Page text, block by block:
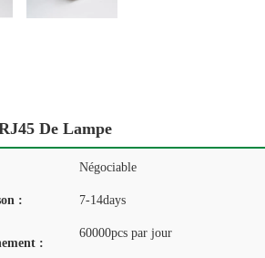
De Lampe
Négociable
: 7-14days
:
60000pcs par jour